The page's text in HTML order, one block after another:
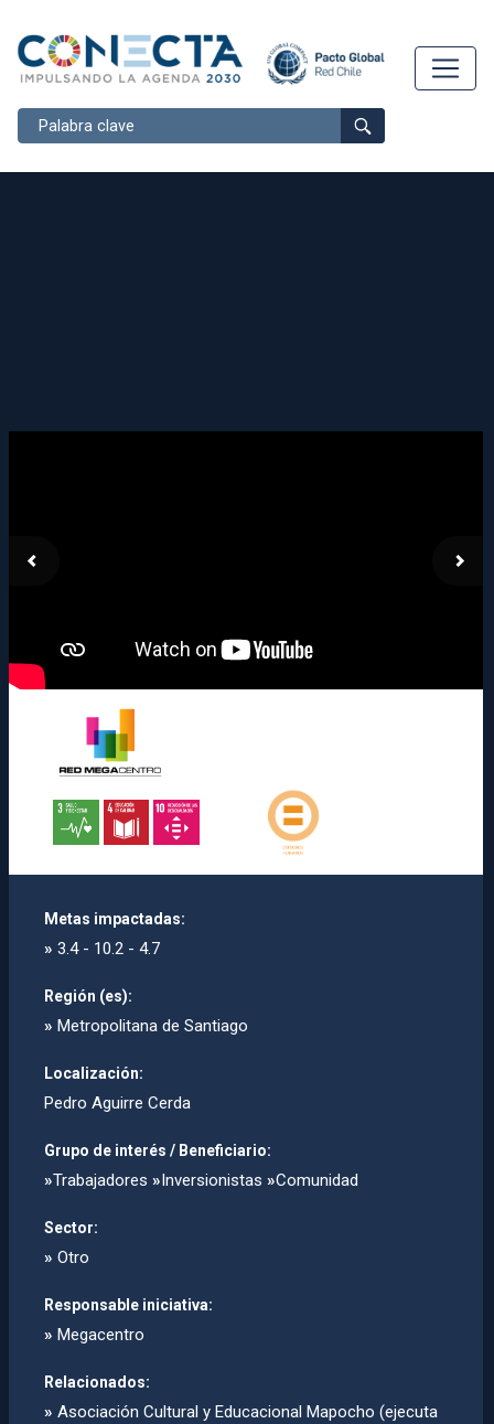
Buscar
Metas impactadas:
» 3.4 - 10.2 - 4.7
Región (es):
» Metropolitana de Santiago
Localización:
Pedro Aguirre Cerda
Grupo de interés / Beneficiario:
»Trabajadores » Inversionistas »Comunidad
Sector:
» Otro
Responsable iniciativa:
» Megacentro
Relacionados:
» Asociación Cultural y Educacional Mapocho (ejecuta